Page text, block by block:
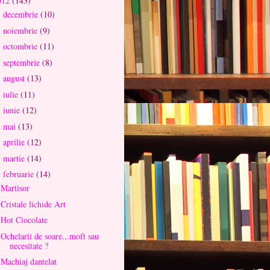
decembrie (10)
noiembrie (9)
octombrie (11)
septembrie (8)
august (13)
iulie (11)
iunie (12)
mai (13)
aprilie (12)
martie (14)
februarie (14)
Martisor
Cristale lichide Art
Hot Ciocolate
Ochelarii de soare...moft sau
necesitate ?
Machiaj dantelat